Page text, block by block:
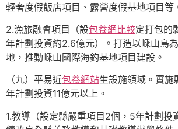
輕奢度假飯店項目、露營度假基地項目等
2.漁旅融會項目（設包養網比較定打包的
年計劃投資約2.6億元）。打造以嵊山島
地，推動嵊山國際海釣基地項目建設。
（九）平易近包養網站生設施領域。實
年計劃投資11億元以上。
1.教導（設定縣嚴重項目2個，5年計劃投